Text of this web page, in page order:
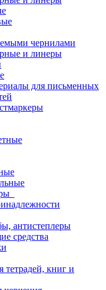
чернилами
и линеры
для письменных
антистеплеры
средства
тетрадей, книг и